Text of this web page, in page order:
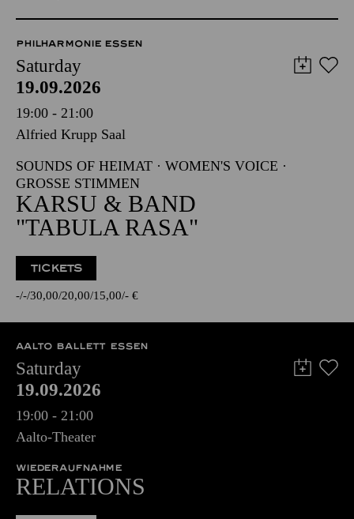
PHILHARMONIE ESSEN
Saturday
19.09.2026
19:00 - 21:00
Alfried Krupp Saal
SOUNDS OF HEIMAT · WOMEN'S VOICE ·
GROSSE STIMMEN
KARSU & BAND
"TABULA RASA"
TICKETS
- - 30,00 20,00 15,00 - €
AALTO BALLETT ESSEN
Saturday
19.09.2026
19:00 - 21:00
Aalto-Theater
WIEDERAUFNAHME
RELATIONS